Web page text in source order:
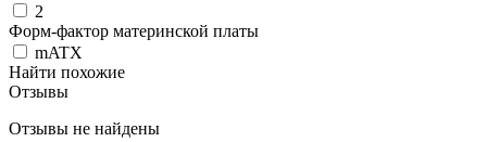
2
Форм-фактор материнской платы
mATX
Найти похожие
Отзывы
Отзывы не найдены